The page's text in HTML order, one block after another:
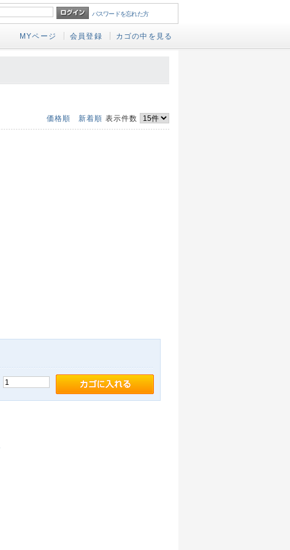
パスワードを忘れた方
MYページ 会員登録 カゴの中を見る
価格順 新着順 表示件数